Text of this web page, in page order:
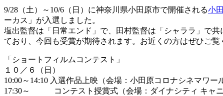
9/28（土）～10/6（日）に神奈川県小田原市で開催される小
ーカス」が入選しました。
塩出監督は「日常エンド」で、田村監督は「シャララ」で
ており、今回も受賞が期待されます。お近くの方はぜひご覧
「ショートフィルムコンテスト」
１０／６（日）
10:00～14:10 入選作品上映（会場：小田原コロナシネマワー
17:30～ コンテスト授賞式（会場：ダイナシティ キャ